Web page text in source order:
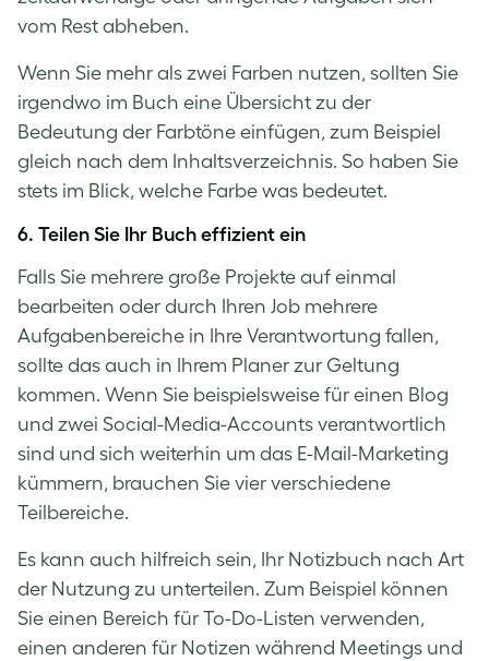
vom Rest abheben.
Wenn Sie mehr als zwei Farben nutzen, sollten Sie
irgendwo im Buch eine Übersicht zu der
Bedeutung der Farbtöne einfügen, zum Beispiel
gleich nach dem Inhaltsverzeichnis. So haben Sie
stets im Blick, welche Farbe was bedeutet.
6. Teilen Sie Ihr Buch effizient ein
Falls Sie mehrere große Projekte auf einmal
bearbeiten oder durch Ihren Job mehrere
Aufgabenbereiche in Ihre Verantwortung fallen,
sollte das auch in Ihrem Planer zur Geltung
kommen. Wenn Sie beispielsweise für einen Blog
und zwei Social-Media-Accounts verantwortlich
sind und sich weiterhin um das E-Mail-Marketing
kümmern, brauchen Sie vier verschiedene
Teilbereiche.
Es kann auch hilfreich sein, Ihr Notizbuch nach Art
der Nutzung zu unterteilen. Zum Beispiel können
Sie einen Bereich für To-Do-Listen verwenden,
einen anderen für Notizen während Meetings und